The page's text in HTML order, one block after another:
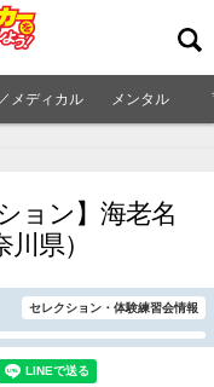
メディカル メンタル
ョン】海老名
県）
セレクション・体験練習会情報